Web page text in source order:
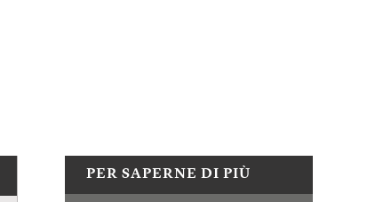
PER SAPERNE DI PIÙ